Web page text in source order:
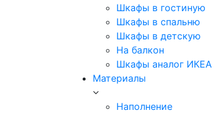
Шкафы в гостиную
Шкафы в спальню
Шкафы в детскую
На балкон
Шкафы аналог ИКЕА
Материалы
Наполнение